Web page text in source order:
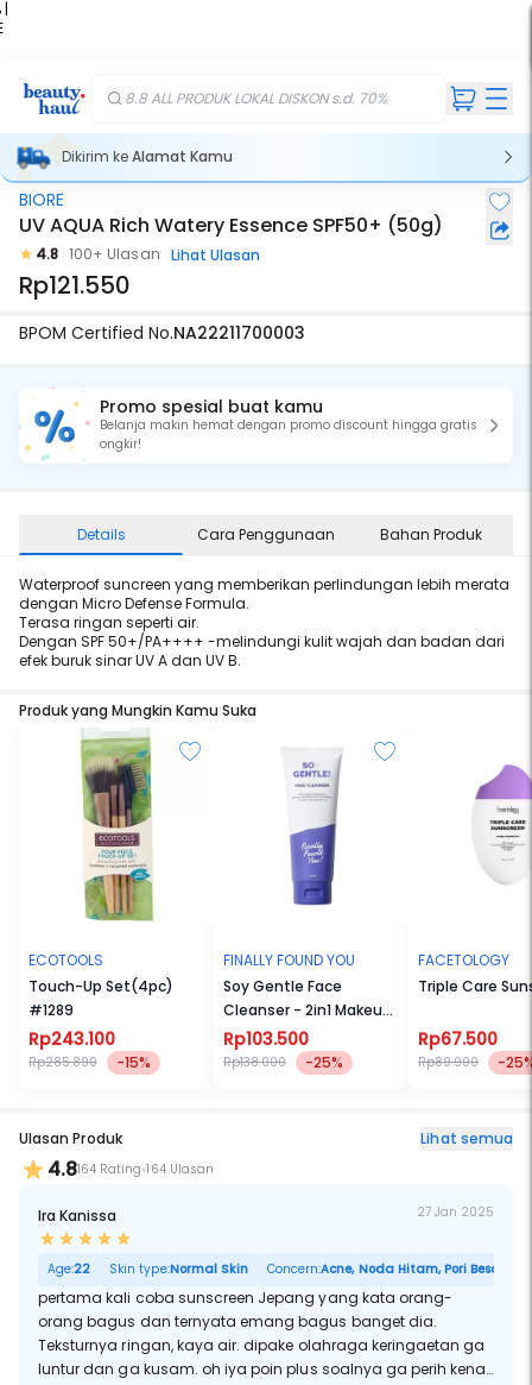
|
8.8 ALL PRODUK LOKAL DISKON s.d. 70%
Dikirim keAlamat Kamu
BIORE
UV AQUA Rich Watery Essence SPF50+ (50g)
4.8 100+ Ulasan Lihat Ulasan
Rp121.550
BPOM Certified No.NA22211700003
Promo spesial buat kamu
Belanja makin hemat dengan promo discount hingga gratis
ongkir!
Details Cara Penggunaan Bahan Produk
Waterproof suncreen yang memberikan perlindungan lebih merata
dengan Micro Defense Formula.
Terasa ringan seperti air.
Dengan SPF 50+/PA++++ -melindungi kulit wajah dan badan dari
efek buruk sinar UV A dan UV B.
Produk yang Mungkin Kamu Suka
ECOTOOLS
Touch-Up Set(4pc)
#1289
Rp243.100
Rp285.890 -15%
FINALLY FOUND YOU
Soy Gentle Face
Cleanser - 2in1 Makeup
Remover dan Sabun
Cuci Muka pH-Balanced
Untuk Semua Jenis Kulit
Rp103.500
Rp138.000 -25%
FACETOLOGY
Triple Care
Rp67.500
Rp89.900 -
Ulasan Produk Lihat semua
4.8164 Rating 164 Ulasan
Ira Kanissa 27 Jan 2025
Age:22 Skin type:Normal Skin Concern:Acne, Noda Hitam, Pori Besar
pertama kali coba sunscreen Jepang yang kata orang-
orang bagus dan ternyata emang bagus banget dia.
Teksturnya ringan, kaya air. dipake olahraga keringaetan ga
luntur dan ga kusam. oh iya poin plus soalnya ga perih kena